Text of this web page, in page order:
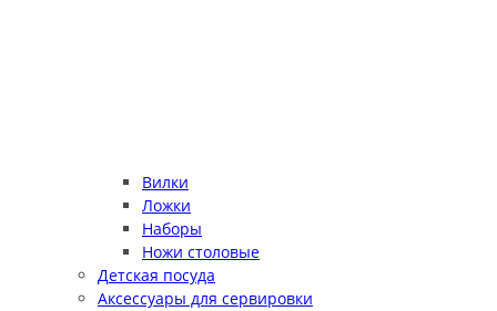
Вилки
Ложки
Наборы
Ножи столовые
Детская посуда
Аксессуары для сервировки